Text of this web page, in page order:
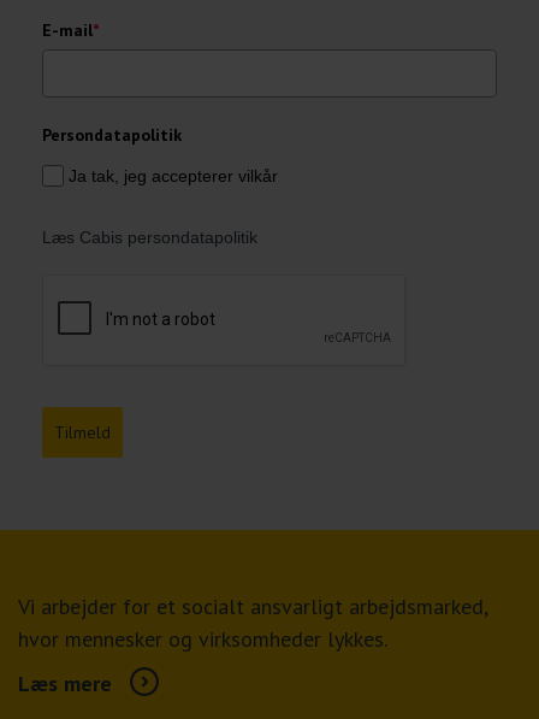
E-mail*
Persondatapolitik
Ja tak, jeg accepterer vilkår
Læs Cabis persondatapolitik
Tilmeld
Vi arbejder for et socialt ansvarligt arbejdsmarked,
hvor mennesker og virksomheder lykkes.
Læs mere